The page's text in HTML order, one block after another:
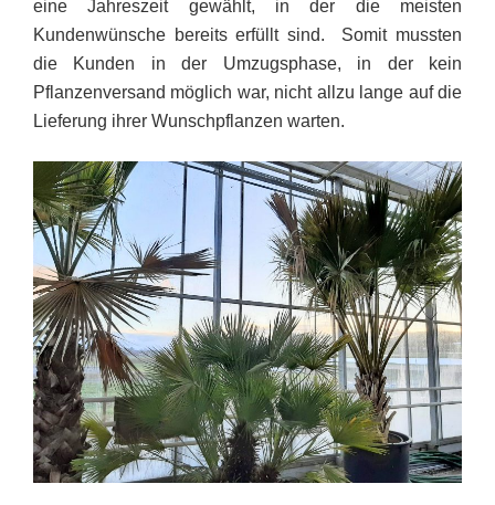
eine Jahreszeit gewählt, in der die meisten
Kundenwünsche bereits erfüllt sind. Somit mussten
die Kunden in der Umzugsphase, in der kein
Pflanzenversand möglich war, nicht allzu lange auf die
Lieferung ihrer Wunschpflanzen warten.